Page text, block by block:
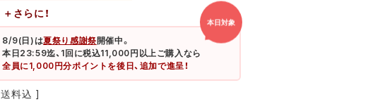
＋さらに！
本日対象
8/9(日)は夏祭り感謝祭開催中。
本日23:59迄、1回に税込11,000円以上ご購入なら
全員に1,000円分ポイントを後日、追加で進呈！
送料込